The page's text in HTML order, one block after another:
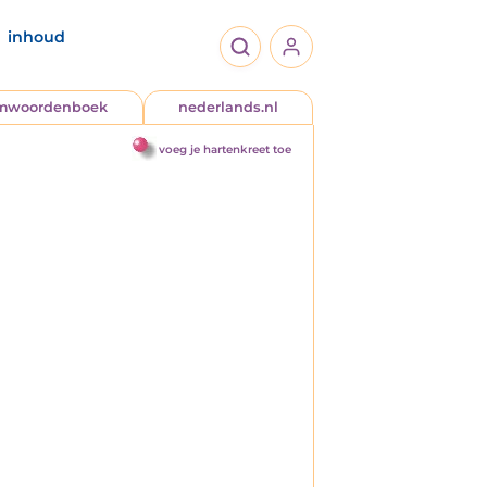
inhoud
nederlands.nl
voeg je hartenkreet toe